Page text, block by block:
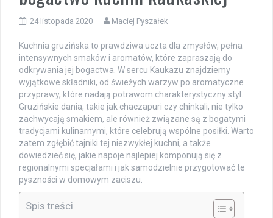
24 listopada 2020 Maciej Pyszałek
Kuchnia gruzińska to prawdziwa uczta dla zmysłów, pełna
intensywnych smaków i aromatów, które zapraszają do
odkrywania jej bogactwa. W sercu Kaukazu znajdziemy
wyjątkowe składniki, od świeżych warzyw po aromatyczne
przyprawy, które nadają potrawom charakterystyczny styl.
Gruzińskie dania, takie jak chaczapuri czy chinkali, nie tylko
zachwycają smakiem, ale również związane są z bogatymi
tradycjami kulinarnymi, które celebrują wspólne posiłki. Warto
zatem zgłębić tajniki tej niezwykłej kuchni, a także
dowiedzieć się, jakie napoje najlepiej komponują się z
regionalnymi specjałami i jak samodzielnie przygotować te
pyszności w domowym zaciszu.
Spis treści